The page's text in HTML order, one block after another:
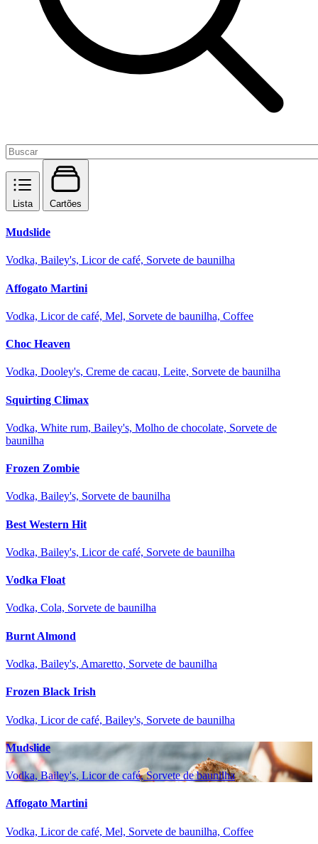
Lista Cartões
Mudslide
Vodka, Bailey's, Licor de café, Sorvete de baunilha
Affogato Martini
Vodka, Licor de café, Mel, Sorvete de baunilha, Coffee
Choc Heaven
Vodka, Dooley's, Creme de cacau, Leite, Sorvete de baunilha
Squirting Climax
Vodka, White rum, Bailey's, Molho de chocolate, Sorvete de
baunilha
Frozen Zombie
Vodka, Bailey's, Sorvete de baunilha
Best Western Hit
Vodka, Bailey's, Licor de café, Sorvete de baunilha
Vodka Float
Vodka, Cola, Sorvete de baunilha
Burnt Almond
Vodka, Bailey's, Amaretto, Sorvete de baunilha
Frozen Black Irish
Vodka, Licor de café, Bailey's, Sorvete de baunilha
Mudslide
Vodka, Bailey's, Licor de café, Sorvete de baunilha
Affogato Martini
Vodka, Licor de café, Mel, Sorvete de baunilha, Coffee